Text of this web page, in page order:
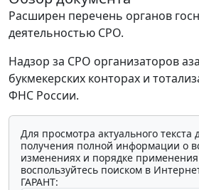
Расширен перечень органов
деятельностью СРО.
Надзор за СРО организаторов
букмекерских конторах и
ФНС России.
Для просмотра актуального текста
получения полной информации о
изменениях и порядке применения
воспользуйтесь поиском в
ГАРАНТ: